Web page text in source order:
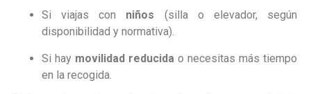
Si viajas con niños (silla o elevador, según
disponibilidad y normativa).
Si hay movilidad reducida o necesitas más tiempo
en la recogida.